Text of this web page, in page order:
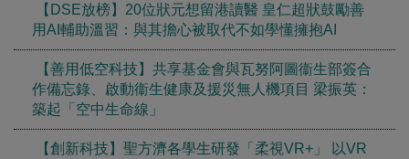
【DSE放榜】20位狀元想留港讀醫 皇仁超狀鼓勵善
用AI輔助溫習：與其擔心被取代不如學懂擁抱AI
【善用低空科技】共享基金會與瓦努阿圖衞生部簽合
作備忘錄、啟動衞生健康及援災無人機項目 梁振英：
築起「空中生命線」
【創新科技】聖方濟各學生研發「柔視VR+」 以VR